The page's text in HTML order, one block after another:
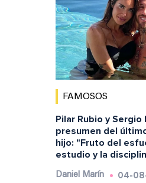
FAMOSOS
Pilar Rubio y Sergio
presumen del
hijo: "Fruto del
estudio y la
Daniel Marín 04-